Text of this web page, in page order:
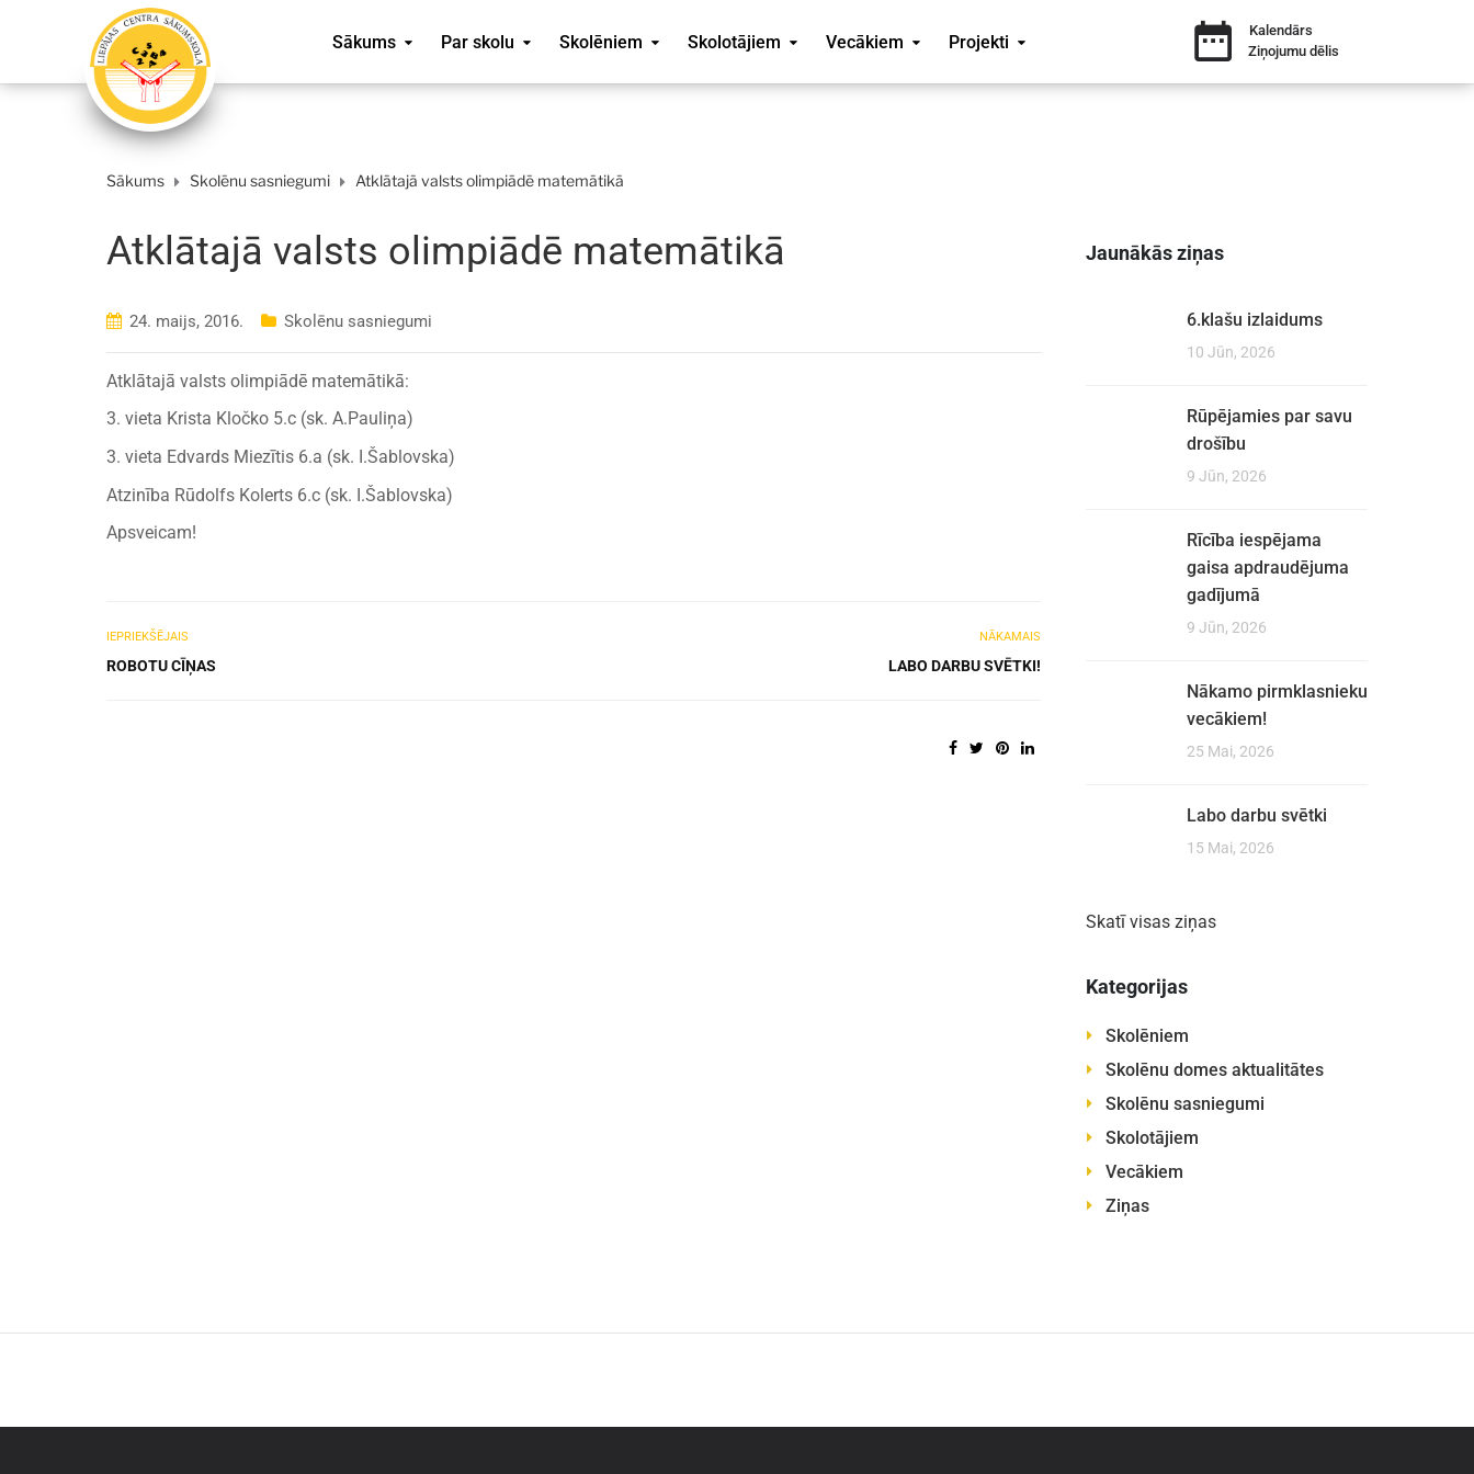
Sākums Par skolu Skolēniem Skolotājiem Vecākiem Projekti
Kalendārs
Ziņojumu dēlis
Sākums Skolēnu sasniegumi Atklātajā valsts olimpiādē matemātikā
Atklātajā valsts olimpiādē matemātikā
24. maijs, 2016. Skolēnu sasniegumi
Atklātajā valsts olimpiādē matemātikā:
3. vieta Krista Kločko 5.c (sk. A.Pauliņa)
3. vieta Edvards Miezītis 6.a (sk. I.Šablovska)
Atzinība Rūdolfs Kolerts 6.c (sk. I.Šablovska)
Apsveicam!
IEPRIEKŠĒJAIS
ROBOTU CĪŅAS
NĀKAMAIS
LABO DARBU SVĒTKI!
Jaunākās ziņas
6.klašu izlaidums
10 Jūn, 2026
Rūpējamies par savu
drošību
9 Jūn, 2026
Rīcība iespējama
gaisa apdraudējuma
gadījumā
9 Jūn, 2026
Nākamo pirmklasnieku
vecākiem!
25 Mai, 2026
Labo darbu svētki
15 Mai, 2026
Skatī visas ziņas
Kategorijas
Skolēniem
Skolēnu domes aktualitātes
Skolēnu sasniegumi
Skolotājiem
Vecākiem
Ziņas